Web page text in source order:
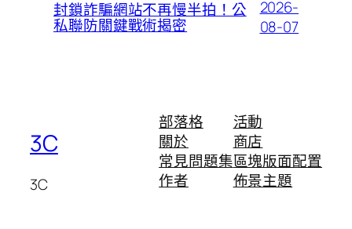
封鎖詐騙網站不再慢半拍！公
私聯防關鍵戰術揭密
2026-
08-07
3C
3C
部落格
關於
常見問題集
作者
活動
商店
區塊版面配置
佈景主題